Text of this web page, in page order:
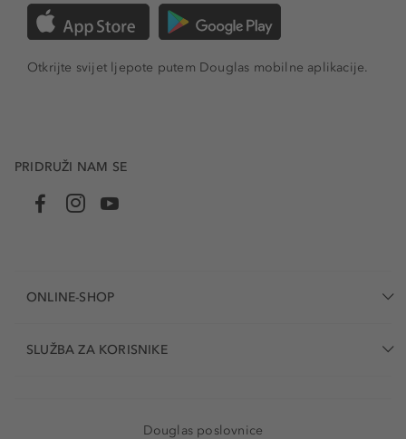
Otkrijte svijet ljepote putem Douglas mobilne aplikacije.
PRIDRUŽI NAM SE
ONLINE-SHOP
SLUŽBA ZA KORISNIKE
Douglas poslovnice